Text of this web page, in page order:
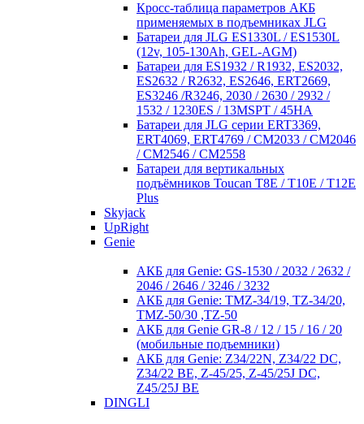
Кросc-таблица параметров АКБ
применяемых в подъемниках JLG
Батареи для JLG ES1330L / ES1530L
(12v, 105-130Ah, GEL-AGM)
Батареи для ES1932 / R1932, ES2032,
ES2632 / R2632, ES2646, ERT2669,
ES3246 /R3246, 2030 / 2630 / 2932 /
1532 / 1230ES / 13MSPT / 45HA
Батареи для JLG серии ERT3369,
ERT4069, ERT4769 / CM2033 / CM2046
/ CM2546 / CM2558
Батареи для вертикальных
подъёмников Toucan T8E / T10E / T12E
Plus
Skyjack
UpRight
Genie
АКБ для Genie: GS-1530 / 2032 / 2632 /
2046 / 2646 / 3246 / 3232
АКБ для Genie: TMZ-34/19, TZ-34/20,
TMZ-50/30 ,TZ-50
АКБ для Genie GR-8 / 12 / 15 / 16 / 20
(мобильные подъемники)
АКБ для Genie: Z34/22N, Z34/22 DC,
Z34/22 BE, Z-45/25, Z-45/25J DC,
Z45/25J BE
DINGLI